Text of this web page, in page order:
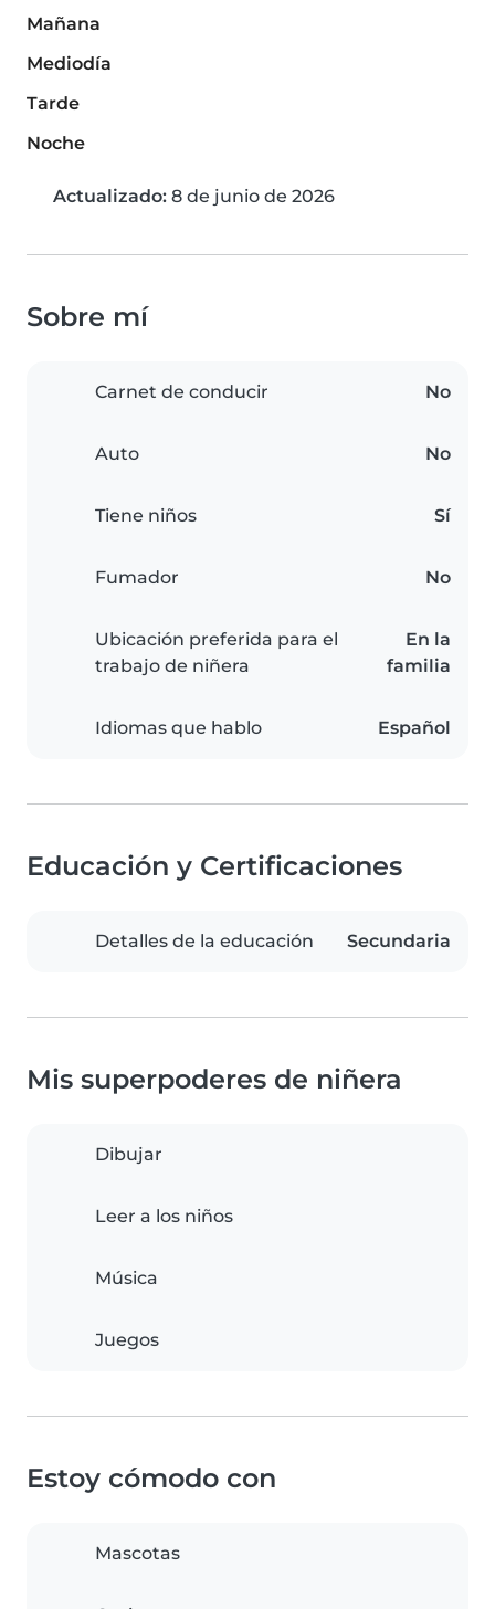
Mañana
Mediodía
Tarde
Noche
Actualizado: 8 de junio de 2026
Sobre mí
Carnet de conducir No
Auto No
Tiene niños Sí
Fumador No
Ubicación preferida para el
trabajo de niñera
En la
familia
Idiomas que hablo Español
Educación y Certificaciones
Detalles de la educación Secundaria
Mis superpoderes de niñera
Dibujar
Leer a los niños
Música
Juegos
Estoy cómodo con
Mascotas